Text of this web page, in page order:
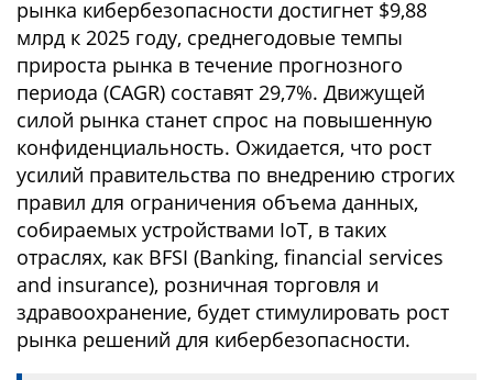
рынка кибербезопасности достигнет $9,88
млрд к 2025 году, среднегодовые темпы
прироста рынка в течение прогнозного
периода (CAGR) составят 29,7%. Движущей
силой рынка станет спрос на повышенную
конфиденциальность. Ожидается, что рост
усилий правительства по внедрению строгих
правил для ограничения объема данных,
собираемых устройствами IoT, в таких
отраслях, как BFSI (Banking, financial services
and insurance), розничная торговля и
здравоохранение, будет стимулировать рост
рынка решений для кибербезопасности.